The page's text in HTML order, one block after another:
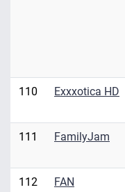
110 Exxxotica HD
111 FamilyJam
112 FAN